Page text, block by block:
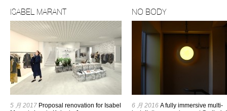
ISABEL MARANT
5 月 2017 Proposal renovation for Isabel
NO BODY
6 月 2016 A fully immersive multi-